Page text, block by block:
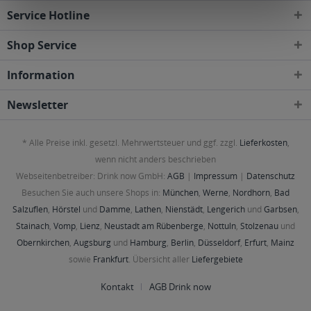
Service Hotline
Shop Service
Information
Newsletter
* Alle Preise inkl. gesetzl. Mehrwertsteuer und ggf. zzgl. Lieferkosten,
wenn nicht anders beschrieben
Webseitenbetreiber: Drink now GmbH: AGB | Impressum | Datenschutz
Besuchen Sie auch unsere Shops in: München, Werne, Nordhorn, Bad
Salzuflen, Hörstel und Damme, Lathen, Nienstädt, Lengerichund Garbsen,
Stainach, Vomp, Lienz, Neustadt am Rübenberge, Nottuln, Stolzenau und
Obernkirchen, Augsburg und Hamburg, Berlin, Düsseldorf, Erfurt, Mainz
sowie Frankfurt. Übersicht aller Liefergebiete
Kontakt AGB Drink now